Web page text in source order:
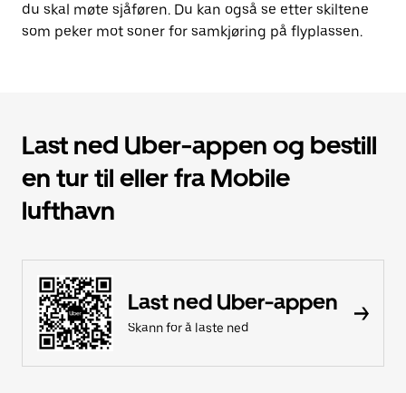
du skal møte sjåføren. Du kan også se etter skiltene
som peker mot soner for samkjøring på flyplassen.
Last ned Uber-appen og bestill
en tur til eller fra Mobile
lufthavn
Last ned Uber-appen
Skann for å laste ned